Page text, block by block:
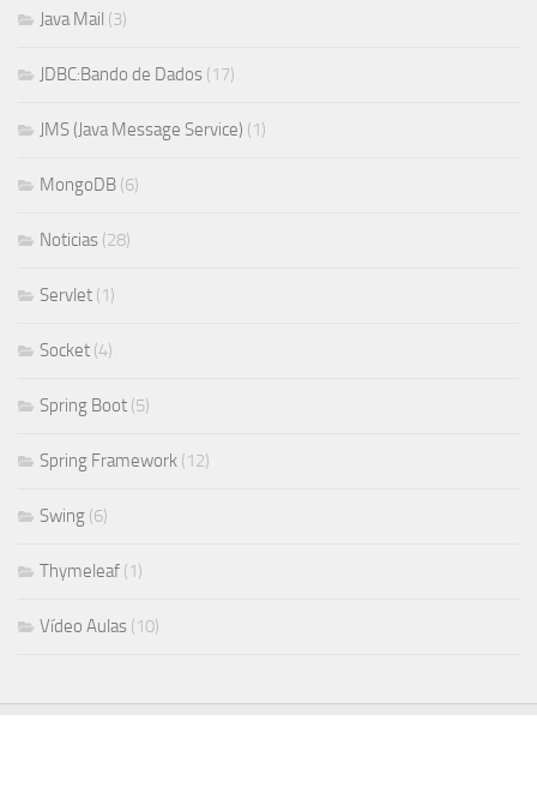
Java Mail (3)
JDBC:Bando de Dados (17)
JMS (Java Message Service) (1)
MongoDB (6)
Noticias (28)
Servlet (1)
Socket (4)
Spring Boot (5)
Spring Framework (12)
Swing (6)
Thymeleaf (1)
Vídeo Aulas (10)